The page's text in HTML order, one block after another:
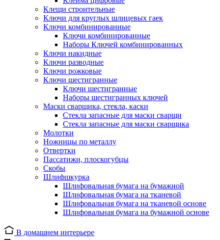
Клещи строительные
Ключи для круглых шлицевых гаек
Ключи комбинированные
Ключи комбинированные
Наборы Ключей комбинированных
Ключи накидные
Ключи разводные
Ключи рожковые
Ключи шестигранные
Ключи шестигранные
Наборы шестигранных ключей
Маски сварщика, стекла, каски
Стекла запасные для маски сварщи
Стекла запасные для маски сварщика
Молотки
Ножницы по металлу
Отвертки
Пассатижи, плоскогубцы
Скобы
Шлифшкурка
Шлифовальная бумага на бумажной
Шлифовальная бумага на тканевой
Шлифовальная бумага на тканевой основе
Шлифовальная бумага на бумажной основе
В домашнем интерьере